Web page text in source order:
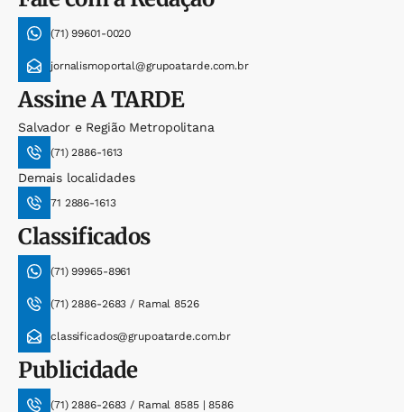
(71) 99601-0020
jornalismoportal@grupoatarde.com.br
AssineA TARDE
Salvador e Região Metropolitana
(71) 2886-1613
Demais localidades
71 2886-1613
Classificados
(71) 99965-8961
(71) 2886-2683 / Ramal 8526
classificados@grupoatarde.com.br
Publicidade
(71) 2886-2683 / Ramal 8585 | 8586